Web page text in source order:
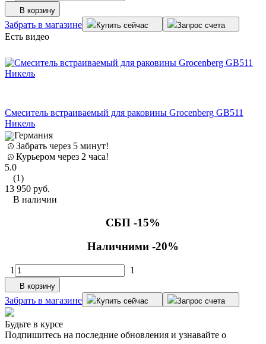
В корзину
Забрать в магазине Купить сейчас Запрос счета
Есть видео
Смеситель встраиваемый для раковины Grocenberg GB511
Никель
Германия
Забрать через 5 минут!
Курьером через 2 часа!
5.0
(1)
13 950 руб.
В наличии
СБП -15%
Наличними -20%
1 1
В корзину
Забрать в магазине Купить сейчас Запрос счета
Будьте в курсе
Подпишитесь на последние обновления и узнавайте о